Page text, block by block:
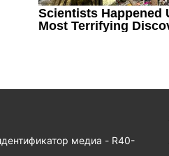
медиа - R40-